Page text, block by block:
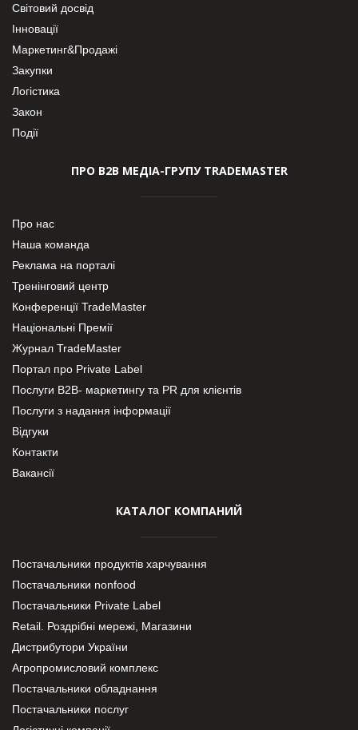
Світовий досвід
Інновації
Маркетинг&Продажі
Закупки
Логістика
Закон
Події
ПРО В2В МЕДІА-ГРУПУ TRADEMASTER
Про нас
Наша команда
Реклама на порталі
Тренінговий центр
Конференції TradeMaster
Національні Премії
Журнал TradeMaster
Портал про Private Label
Послуги В2В- маркетингу та PR для клієнтів
Послуги з надання інформації
Відгуки
Контакти
Вакансії
КАТАЛОГ КОМПАНИЙ
Постачальники продуктів харчування
Постачальники nonfood
Постачальники Private Label
Retail. Роздрібні мережі, Магазини
Дистрибутори України
Агропромисловий комплекс
Постачальники обладнання
Постачальники послуг